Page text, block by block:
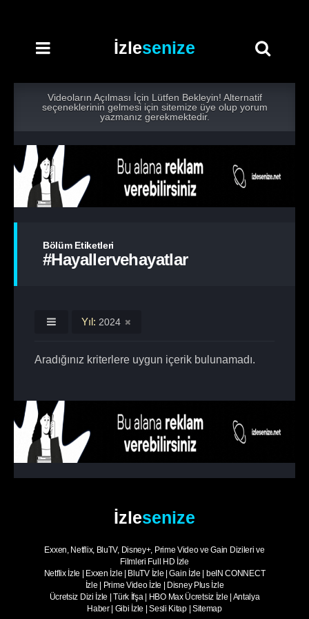
İzlesenize
Videoların Açılması İçin Lütfen Bekleyin! Alternatif
seçeneklerinin gelmesi için sitemize üye olup yorum
yazmanız gerekmektedir.
Bölüm Etiketleri
#hayallervehayatlar
Yıl: 2024
Aradığınız kriterlere uygun içerik bulunamadı.
İzlesenize
Exxen, Netflix, BluTV, Disney+, Prime Video ve Gain Dizileri ve
Filmleri Full HD İzle
Netflix İzle
Exxen İzle BluTV İzle |Gain İzle
beIN CONNECT
İzle
Prime Video İzle
Disney Plus İzle
Ücretsiz Dizi İzle |Türk İfşa| HBO Max Ücretsiz İzle Antalya
Haber| Gibi İzle |Sesli Kitap| Sitemap